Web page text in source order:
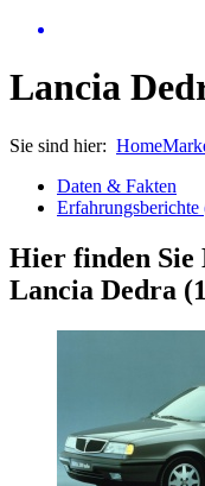
Lancia
Sie sind hier: Home
Daten & Fakten
Erfahrungsberichte
Hier finden Sie
Lancia Dedra